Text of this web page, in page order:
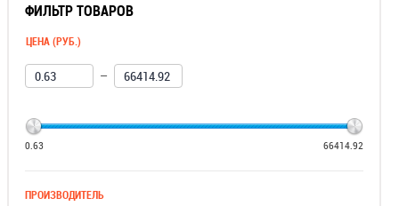
ФИЛЬТР ТОВАРОВ
ЦЕНА (РУБ.)
—
0.63 66414.92
ПРОИЗВОДИТЕЛЬ